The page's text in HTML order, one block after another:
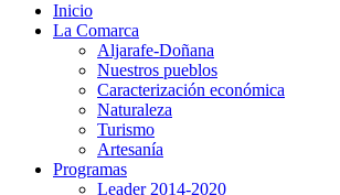
Inicio
La Comarca
Aljarafe-Doñana
Nuestros pueblos
Caracterización económica
Naturaleza
Turismo
Artesanía
Programas
Leader 2014-2020